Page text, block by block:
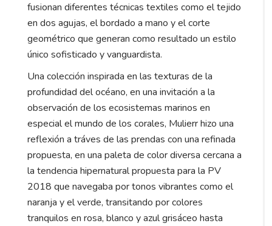
fusionan diferentes técnicas textiles como el tejido
en dos agujas, el bordado a mano y el corte
geométrico que generan como resultado un estilo
único sofisticado y vanguardista.
Una colección inspirada en las texturas de la
profundidad del océano, en una invitación a la
observación de los ecosistemas marinos en
especial el mundo de los corales, Mulierr hizo una
reflexión a tráves de las prendas con una refinada
propuesta, en una paleta de color diversa cercana a
la tendencia hipernatural propuesta para la PV
2018 que navegaba por tonos vibrantes como el
naranja y el verde, transitando por colores
tranquilos en rosa, blanco y azul grisáceo hasta